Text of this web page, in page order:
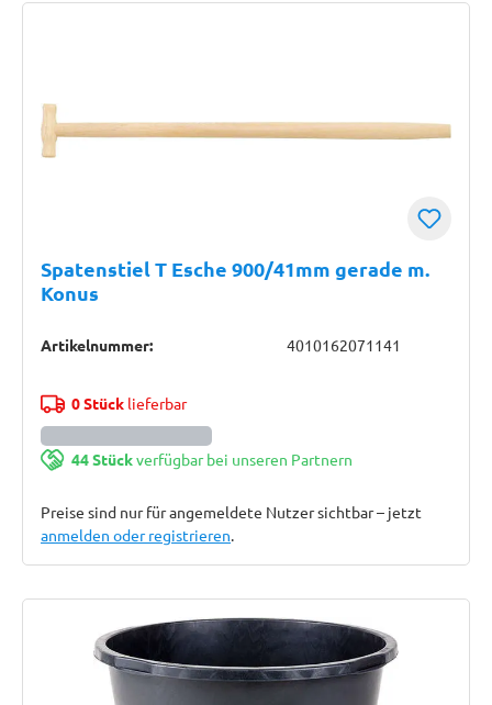
Spatenstiel T Esche 900/41mm gerade m.
Konus
Artikelnummer: 4010162071141
0 Stücklieferbar
44 Stückverfügbar bei unseren Partnern
Preise sind nur für angemeldete Nutzer sichtbar – jetzt
anmelden oder registrieren.